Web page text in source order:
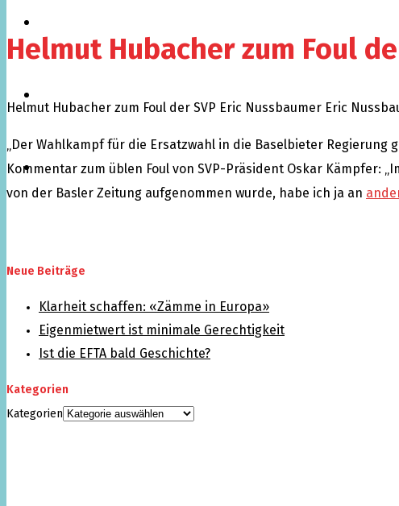
Über mich
Helmut Hubacher zum Foul
Helmut Hubacher zum Foul der SVP Eric Nussbaumer Eric
„Der Wahlkampf für die Ersatzwahl in die Baselbieter
Kommentar zum üblen Foul von SVP-Präsident Oskar Kämpfer:
von der Basler Zeitung aufgenommen wurde, habe ich ja an
Neue Beiträge
Klarheit schaffen: «Zämme in Europa»
Eigenmietwert ist minimale Gerechtigkeit
Ist die EFTA bald Geschichte?
Kategorien
Kategorien